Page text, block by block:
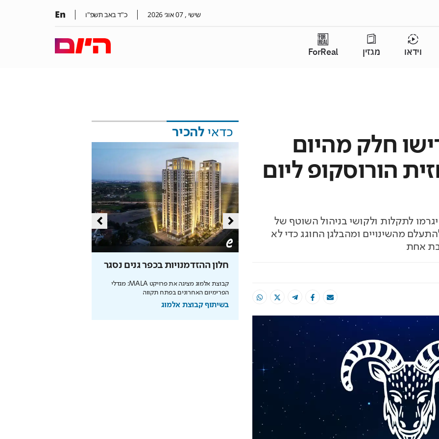
שישי , 07אוג׳ 2026 כ"ד באב תשפ"ו En
וידאו מגזין ForReal
חלק מהיום
הורוסקופ ליום
לתקלות ולקושי בניהול השוטף של
מהשינויים ומהבלגן החוגג כדי לא
אחת
כדאי להכיר
חלון ההזדמנויות בכפר גנים נסגר
קבוצת אלמוג מציגה את פרויקט MALA: מגדלי
הפרימיום האחרונים בפתח תקווה
בשיתוף קבוצת אלמוג
מידע וניהול אקלים חכם בבית
הקשה